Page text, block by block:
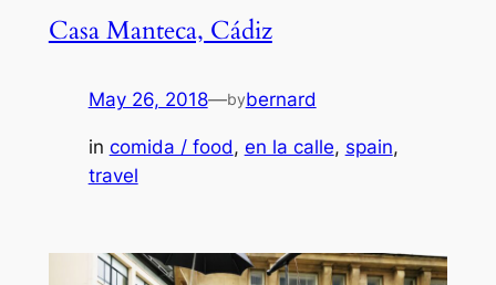
Casa Manteca, Cádiz
May 26, 2018—bybernard
in comida / food, en la calle, spain
travel